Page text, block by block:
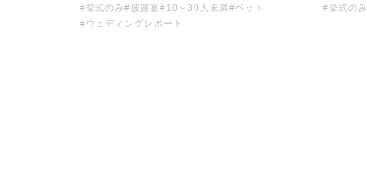
#挙式のみ#披露宴#10～30人未満#ペット
#ウェディングレポート
#挙式のみ